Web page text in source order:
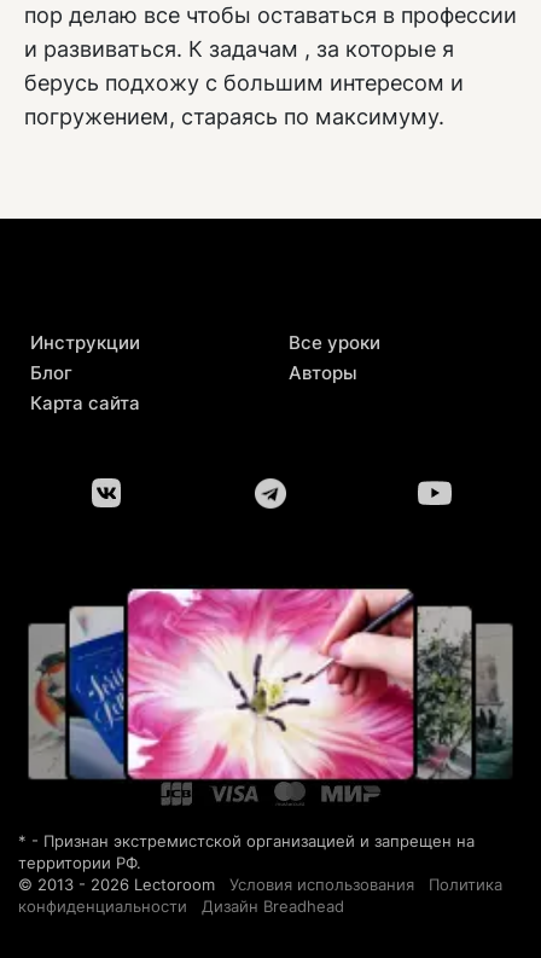
пор делаю все чтобы оставаться в профессии
и развиваться. К задачам , за которые я
берусь подхожу с большим интересом и
погружением, стараясь по максимуму.
Инструкции
Блог
Карта сайта
Все уроки
Авторы
* - Признан экстремистской организацией и запрещен на
территории РФ.
© 2013 - 2026 Lectoroom Условия использования
Политика
конфиденциальности
Дизайн Breadhead